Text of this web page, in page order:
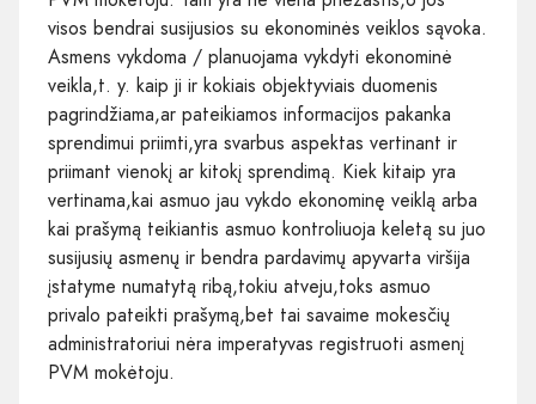
visos bendrai susijusios su ekonominės veiklos sąvoka.
Asmens vykdoma / planuojama vykdyti ekonominė
veikla,t. y. kaip ji ir kokiais objektyviais duomenis
pagrindžiama,ar pateikiamos informacijos pakanka
sprendimui priimti,yra svarbus aspektas vertinant ir
priimant vienokį ar kitokį sprendimą. Kiek kitaip yra
vertinama,kai asmuo jau vykdo ekonominę veiklą arba
kai prašymą teikiantis asmuo kontroliuoja keletą su juo
susijusių asmenų ir bendra pardavimų apyvarta viršija
įstatyme numatytą ribą,tokiu atveju,toks asmuo
privalo pateikti prašymą,bet tai savaime mokesčių
administratoriui nėra imperatyvas registruoti asmenį
PVM mokėtoju.